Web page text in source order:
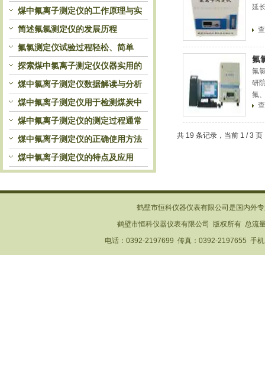
炭利用中的应用
煤中氟离子测定仪的工作原理与实
验方法解析
简述氟氯测定仪的发展历程
氟氯测定仪试验过程轻松、简单
探索煤中氯离子测定仪仪器实用的
校准技巧
煤中氯离子测定仪数据解读与分析
技巧
煤中氟离子测定仪用于检测煤炭中
氟离子含量
煤中氟离子测定仪的测定过程通常
包括以下步骤
煤中氟离子测定仪的正确使用方法
煤中氯离子测定仪的特点及应用
延
氟
氟
研
氟
共 19 条记录，当前 1 / 3
鹤壁市恒科仪器仪表有限公司是国内外
鹤壁市恒科仪器仪表有限公司 版权所有 总流
电话：0392-2197699 传真：0392-2197655 手